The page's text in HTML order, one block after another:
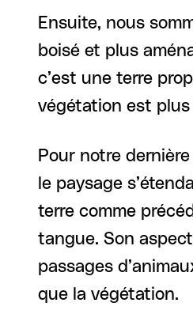
Ensuite, nous
boisé et plus
c’est une terre
végétation est plus
Pour notre
le paysage
terre comme
tangue. Son
passages
que la végétation.